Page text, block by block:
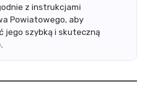
z instrukcjami
Powiatowego, aby
jego szybką i skuteczną